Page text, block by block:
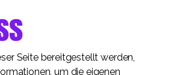
Seite bereitgestellt werden,
um die eigenen